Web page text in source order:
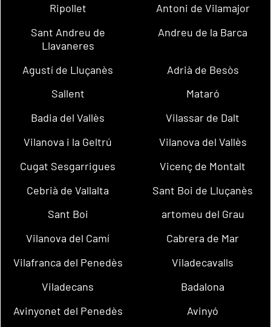
Ripollet
Antoni de Vilamajor
Sant Andreu de
Llavaneres
Andreu de la Barca
Agustí de Lluçanès
Adrià de Besòs
Sallent
Mataró
Badia del Vallès
Vilassar de Dalt
Vilanova i la Geltrú
Vilanova del Vallès
Cugat Sesgarrigues
Vicenç de Montalt
Cebrià de Vallalta
Sant Boi de Lluçanès
Sant Boi
artomeu del Grau
Vilanova del Camí
Cabrera de Mar
Vilafranca del Penedès
Viladecavalls
Viladecans
Badalona
Avinyonet del Penedès
Avinyó